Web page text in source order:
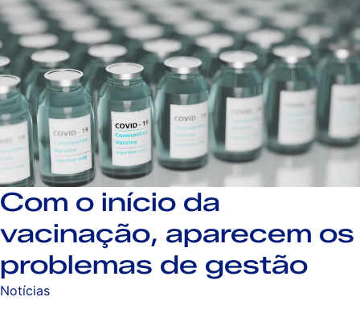
Com o início da
vacinação, aparecem os
problemas de gestão
Notícias